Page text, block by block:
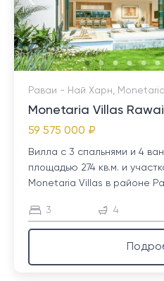
Раваи - Най Харн,
Monetaria Villas Rawai
59 575 000 ₽
Вилла с 3 спальнями и 4
площадью 274 кв.м. и
Monetaria Villas в районе
3 4